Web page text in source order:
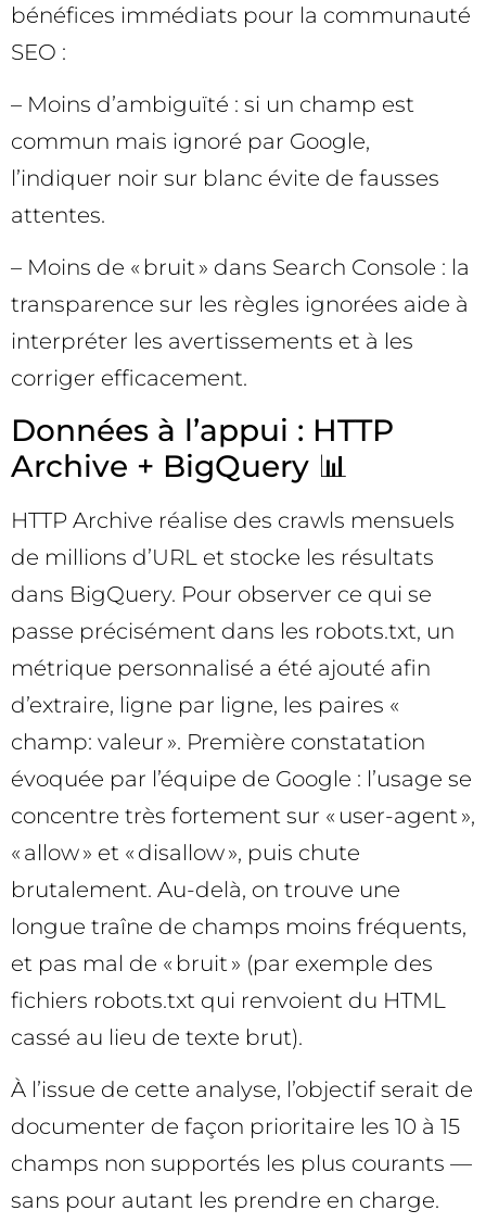
bénéfices immédiats pour la communauté
SEO :
– Moins d’ambiguïté : si un champ est
commun mais ignoré par Google,
l’indiquer noir sur blanc évite de fausses
attentes.
– Moins de « bruit » dans Search Console : la
transparence sur les règles ignorées aide à
interpréter les avertissements et à les
corriger efficacement.
Données à l’appui : HTTP
Archive + BigQuery 📊
HTTP Archive réalise des crawls mensuels
de millions d’URL et stocke les résultats
dans BigQuery. Pour observer ce qui se
passe précisément dans les robots.txt, un
métrique personnalisé a été ajouté afin
d’extraire, ligne par ligne, les paires «
champ: valeur ». Première constatation
évoquée par l’équipe de Google : l’usage se
concentre très fortement sur « user-agent »,
« allow » et « disallow », puis chute
brutalement. Au-delà, on trouve une
longue traîne de champs moins fréquents,
et pas mal de « bruit » (par exemple des
fichiers robots.txt qui renvoient du HTML
cassé au lieu de texte brut).
À l’issue de cette analyse, l’objectif serait de
documenter de façon prioritaire les 10 à 15
champs non supportés les plus courants —
sans pour autant les prendre en charge.